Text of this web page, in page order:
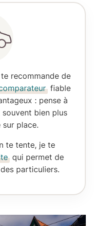
te recommande de
fiable
: pense à
souvent bien plus
place.
te tente, je te
qui permet de
particuliers.